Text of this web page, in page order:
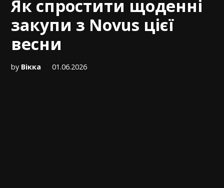
Як спростити щоденні
закупи з Novus цієї
весни
by Вікка 01.06.2026